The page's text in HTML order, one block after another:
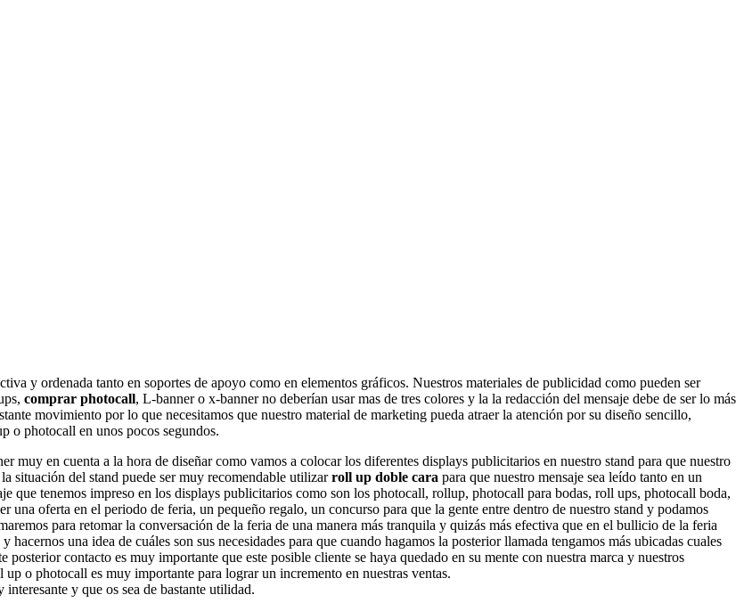
y ordenada tanto en soportes de apoyo como en elementos gráficos. Nuestros materiales de publicidad como pueden ser
comprar photocall, L-banner o x-banner no deberían usar mas de tres colores y la la redacción del mensaje debe de ser lo más
movimiento por lo que necesitamos que nuestro material de marketing pueda atraer la atención por su diseño sencillo,
o photocall en unos pocos segundos.
muy en cuenta a la hora de diseñar como vamos a colocar los diferentes displays publicitarios en nuestro stand para que nuestro
situación del stand puede ser muy recomendable utilizarroll up doble cara para que nuestro mensaje sea leído tanto en un
que tenemos impreso en los displays publicitarios como son los photocall, rollup, photocall para bodas, roll ups, photocall boda,
oferta en el periodo de feria, un pequeño regalo, un concurso para que la gente entre dentro de nuestro stand y podamos
para retomar la conversación de la feria de una manera más tranquila y quizás más efectiva que en el bullicio de la feria
una idea de cuáles son sus necesidades para que cuando hagamos la posterior llamada tengamos más ubicadas cuales
posterior contacto es muy importante que este posible cliente se haya quedado en su mente con nuestra marca y nuestros
o photocall es muy importante para lograr un incremento en nuestras ventas.
y que os sea de bastante utilidad.